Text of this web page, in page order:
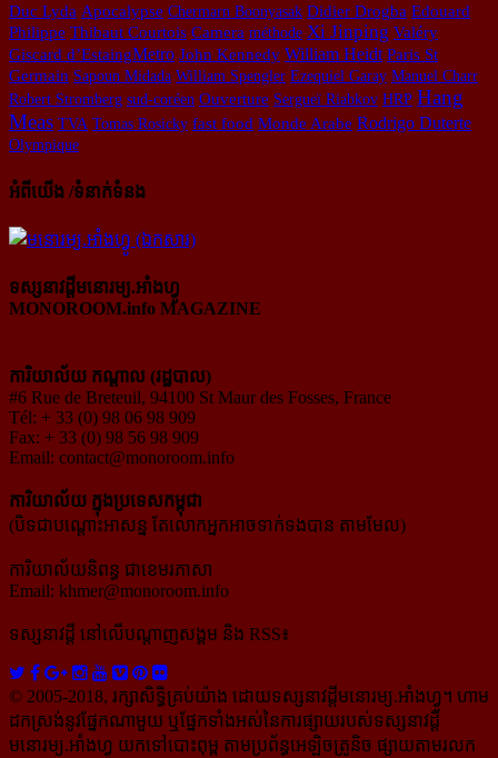
Duc Lyda Apocalypse Chermarn Boonyasak Didier Drogba Edouard
Philippe Thibaut Courtois Camera méthode Xi Jinping Valéry
Giscard d’Estaing​Metro John Kennedy William Heidt Paris St
Germain Sapoun Midada William Spengler Ezequiel Garay Manuel Charr
Robert Stromberg sud-coréen Ouverture Sergueï Riabkov HRP Hang
Meas TVA Tomas Rosicky fast food Monde Arabe Rodrigo Duterte
Olympique
អំពីយើង /ទំនាក់ទំនង
ទស្សនាវដ្ដីមនោរម្យ.អាំងហ្វូ
MONOROOM.info MAGAZINE
ការិយាល័យ កណ្ដាល (រដ្ឋបាល)
#6 Rue de Breteuil, 94100 St Maur des Fosses, France
Tél: + 33 (0) 98 06 98 909
Fax: + 33 (0) 98 56 98 909
Email: contact@monoroom.info
ការិយាល័យ ក្នុង​ប្រទេស​កម្ពុជា
(បិទជាបណ្ដោះអាសន្ន តែលោកអ្នកអាចទាក់ទងបាន តាមមែល)
ការិយាល័យនិពន្ធ ជាខេមរភាសា
Email: khmer@monoroom.info
ទស្សនាវដ្ដី​ នៅលើបណ្ដាញសង្គម និង RSS៖
© 2005-2018, រក្សាសិទ្ធិគ្រប់យ៉ាង ដោយទស្សនាវដ្ដី​មនោរម្យ.អាំងហ្វូ។ ហាម​
ដក​ស្រង់​នូវ​ផ្នែក​ណា​មួយ​ ឬ​ផ្នែក​ទាំង​អស់​នៃ​ការ​ផ្សាយ​របស់​ទស្សនាវដ្ដី​​
មនោរម្យ.អាំងហ្វូ យក​ទៅ​​បោះពុម្ព តាម​ប្រព័ន្ធ​អេឡិច​ត្រូនិច ផ្សាយ​តាម​រលក​